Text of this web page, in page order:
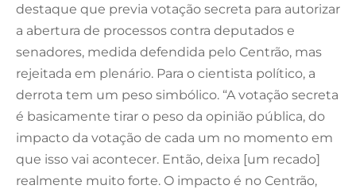
destaque que previa votação secreta para autorizar
a abertura de processos contra deputados e
senadores, medida defendida pelo Centrão, mas
rejeitada em plenário. Para o cientista político, a
derrota tem um peso simbólico. “A votação secreta
é basicamente tirar o peso da opinião pública, do
impacto da votação de cada um no momento em
que isso vai acontecer. Então, deixa [um recado]
realmente muito forte. O impacto é no Centrão,